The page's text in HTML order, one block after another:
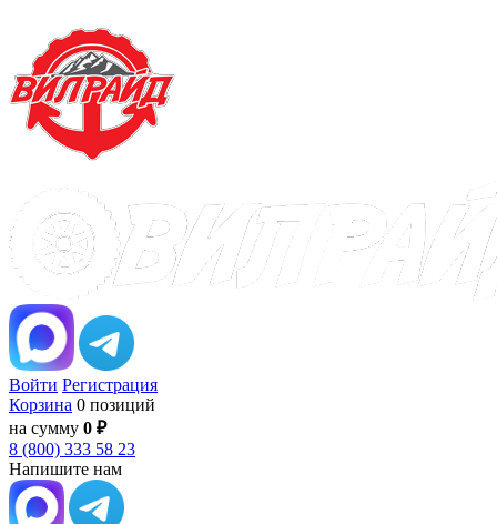
Войти Регистрация
Корзина 0 позиций
на сумму 0 ₽
8 (800) 333 58 23
Напишите нам